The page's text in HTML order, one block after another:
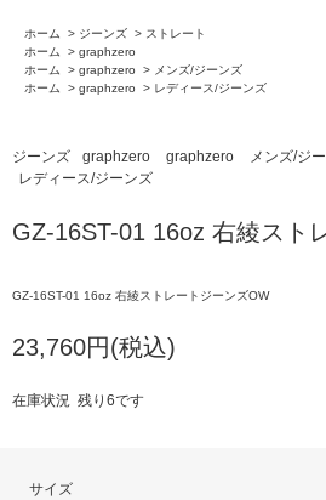
ホーム > ジーンズ > ストレート
ホーム
> graphzero
ホーム
> graphzero > メンズ/ジーンズ
ホーム
> graphzero > レディース/ジーンズ
ジーンズ graphzero graphzero メンズ/ジ
レディース/ジーンズ
GZ-16ST-01 16oz 右綾スト
GZ-16ST-01 16oz 右綾ストレートジーンズOW
23,760円(税込)
在庫状況 残り6です
サイズ